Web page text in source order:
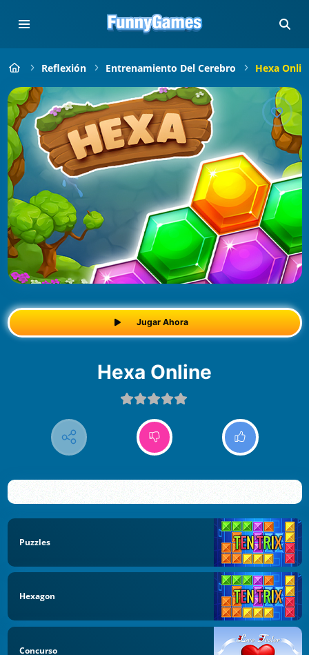
Reflexión Entrenamiento Del Cerebro Hexa
Jugar Ahora
Hexa Online
Puzzles
Hexagon
Concurso